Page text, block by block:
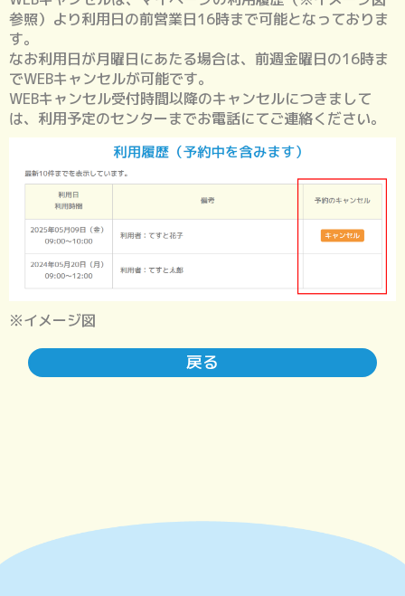
参照）より利用日の前営業日16時まで可能となっておりま
す。
なお利用日が月曜日にあたる場合は、前週金曜日の16時ま
でWEBキャンセルが可能です。
WEBキャンセル受付時間以降のキャンセルにつきまして
は、利用予定のセンターまでお電話にてご連絡ください。
※イメージ図
戻る